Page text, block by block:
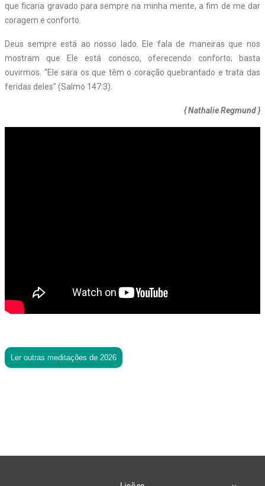
que ficaria gravado para sempre na minha mente, a fim de me dar
coragem e conforto.
Deus sempre está ao nosso lado. Ele fala de maneiras que nos
mostram que Ele está conosco, oferecendo conforto; basta
ouvirmos. “Ele sara os que têm o coração quebrantado e trata das
feridas deles” (Salmo 147:3).
{ Nathalie Regmund }
Ler outras meditações de 2026